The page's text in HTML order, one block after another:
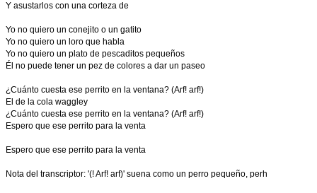
Y asustarlos con una corteza de
Yo no quiero un conejito o un gatito
Yo no quiero un loro que habla
Yo no quiero un plato de pescaditos pequeños
Él no puede tener un pez de colores a dar un paseo
¿Cuánto cuesta ese perrito en la ventana? (Arf! arf!)
El de la cola waggley
¿Cuánto cuesta ese perrito en la ventana? (Arf! arf!)
Espero que ese perrito para la venta
Espero que ese perrito para la venta
Nota del transcriptor: '(! Arf! arf)' suena como un perro pequeño, perh